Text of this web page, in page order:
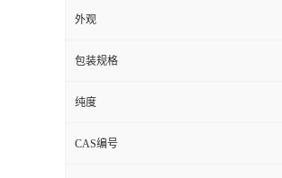
外观
包装规格
纯度
CAS编号